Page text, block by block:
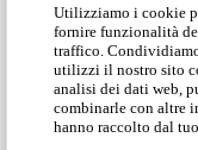
Utilizziamo i cookie
fornire funzionalità
traffico.
utilizzi il nostro sito
analisi dei dati web,
combinarle con altre
hanno raccolto dal
Groove
Tracks
Domingo Salotti
61121 Pesaro
© Domingo | P.
Privacy Policy